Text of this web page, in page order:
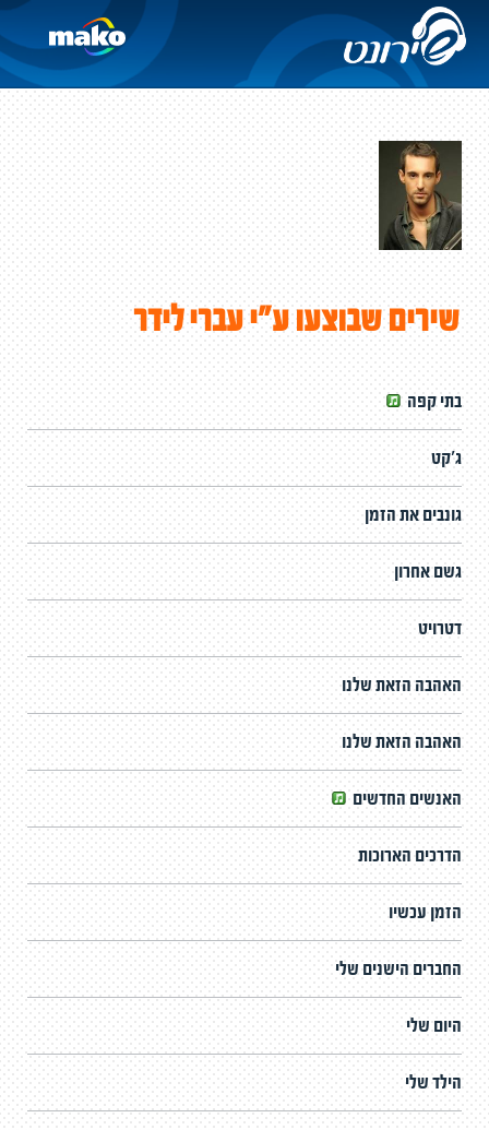
שירים שבוצעו ע"י עברי לידר
בתי קפה
ג'קט
גונבים את הזמן
גשם אחרון
דטרויט
האהבה הזאת שלנו
האהבה הזאת שלנו
האנשים החדשים
הדרכים הארוכות
הזמן עכשיו
החברים הישנים שלי
היום שלי
הילד שלי